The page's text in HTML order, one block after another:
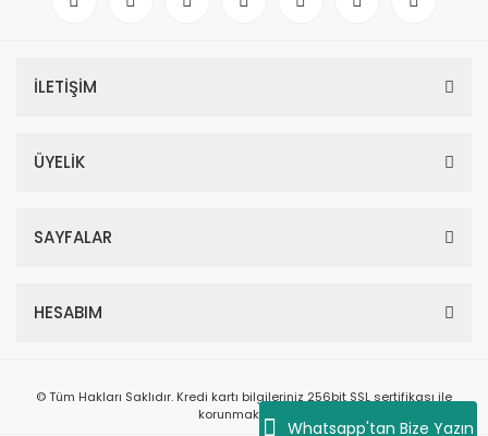
Whatsapp'tan Bize Yazın
İLETİŞİM
ÜYELİK
SAYFALAR
HESABIM
© Tüm Hakları Saklıdır. Kredi kartı bilgileriniz 256bit SSL sertifikası ile
korunmaktadır.